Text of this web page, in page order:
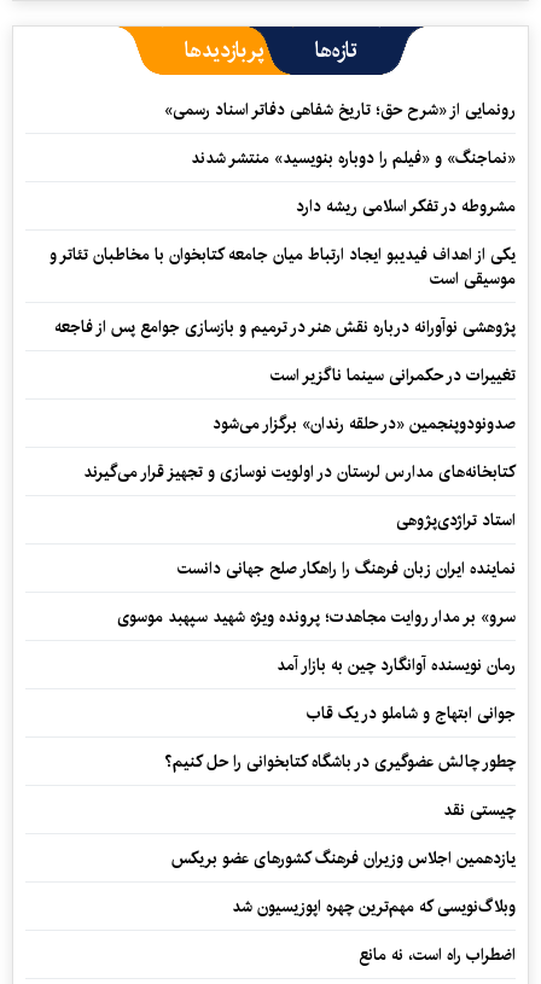
تازه‌ها پربازدیدها
رونمایی از «شرح حق؛ تاریخ شفاهی دفاتر اسناد رسمی»
«نماجنگ» و «فیلم را دوباره بنویسید» منتشر شدند
مشروطه در تفکر اسلامی ریشه دارد
یکی از اهداف فیدیبو ایجاد ارتباط میان جامعه کتابخوان با مخاطبان تئاتر و
موسیقی است
پژوهشی نوآورانه درباره نقش هنر در ترمیم و بازسازی جوامع پس از فاجعه
تغییرات در حکمرانی سینما ناگزیر است
صدونودوپنجمین «در حلقه رندان» برگزار می‌شود
کتابخانه‌های مدارس لرستان در اولویت نوسازی و تجهیز قرار می‌گیرند
استاد تراژدی‌پژوهی
نماینده ایران زبان فرهنگ را راهکار صلح جهانی دانست
سرو» بر مدار روایت مجاهدت؛ پرونده ویژه شهید سپهبد موسوی
رمان نویسنده آوانگارد چین به بازار آمد
جوانی ابتهاج و شاملو در یک قاب
چطور چالش عضوگیری در باشگاه کتابخوانی را حل کنیم؟
چیستی نقد
یازدهمین اجلاس وزیران فرهنگ کشورهای عضو بریکس
وبلاگ‌نویسی که مهم‌ترین چهره اپوزیسیون شد
اضطراب راه است، نه مانع